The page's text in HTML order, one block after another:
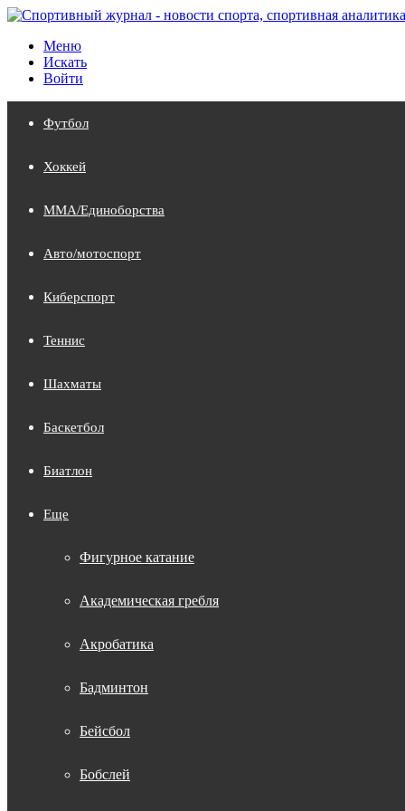
Меню
Искать
Войти
Футбол
Хоккей
MMA/Единоборства
Авто/мотоспорт
Киберспорт
Теннис
Шахматы
Баскетбол
Биатлон
Еще
Фигурное катание
Академическая гребля
Акробатика
Бадминтон
Бейсбол
Бобслей